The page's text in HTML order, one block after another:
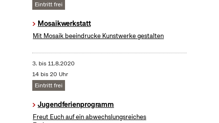
Eintritt frei
Mosaikwerkstatt
Mit Mosaik beeindrucke Kunstwerke gestalten
3. bis11.8.2020
14 bis 20 Uhr
Eintritt frei
Jugendferienprogramm
Freut Euch auf ein abwechslungsreiches